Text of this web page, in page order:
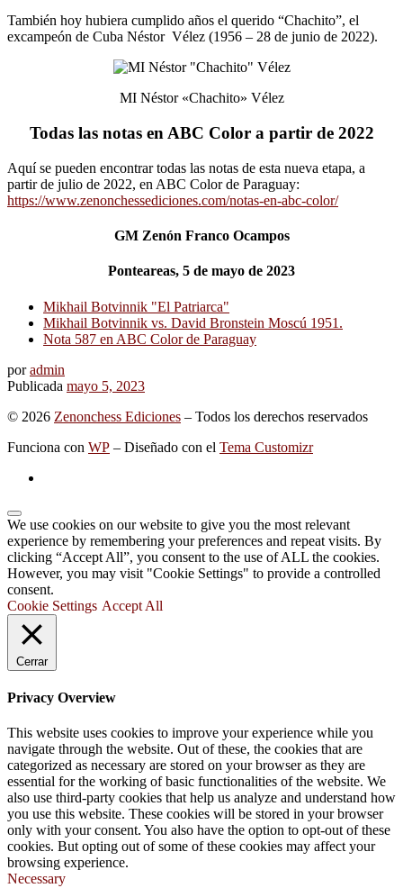
También hoy hubiera cumplido años el querido “Chachito”, el
excampeón de Cuba Néstor Vélez (1956 – 28 de junio de 2022).
MI Néstor «Chachito» Vélez
Todas las notas en ABC Color a partir de 2022
Aquí se pueden encontrar todas las notas de esta nueva etapa, a
partir de julio de 2022, en ABC Color de Paraguay:
https://www.zenonchessediciones.com/notas-en-abc-color/
GM Zenón Franco Ocampos
Ponteareas, 5 de mayo de 2023
Mikhail Botvinnik "El Patriarca"
Mikhail Botvinnik vs. David Bronstein Moscú 1951.
Nota 587 en ABC Color de Paraguay
poradmin
Publicada mayo 5, 2023
© 2026 Zenonchess Ediciones – Todos los derechos reservados
Funciona con WP – Diseñado con el Tema Customizr
We use cookies on our website to give you the most relevant
experience by remembering your preferences and repeat visits. By
clicking “Accept All”, you consent to the use of ALL the cookies.
However, you may visit "Cookie Settings" to provide a controlled
consent.
Cookie Settings Accept All
Cerrar
Privacy Overview
This website uses cookies to improve your experience while you
navigate through the website. Out of these, the cookies that are
categorized as necessary are stored on your browser as they are
essential for the working of basic functionalities of the website. We
also use third-party cookies that help us analyze and understand how
you use this website. These cookies will be stored in your browser
only with your consent. You also have the option to opt-out of these
cookies. But opting out of some of these cookies may affect your
browsing experience.
Necessary